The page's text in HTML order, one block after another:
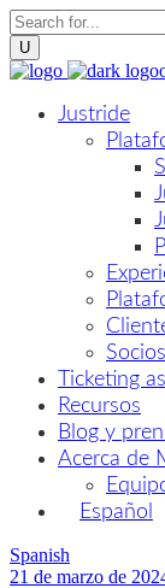
Justride
Socios
Ticketing
Recursos
Blog y
Acerca de
Español
Spanish
21 de marzo de